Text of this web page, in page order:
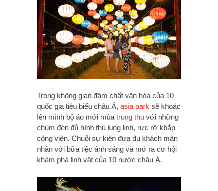
Trong không gian đậm chất văn hóa của 10
quốc gia tiêu biểu châu Á, asia park sẽ khoác
lên mình bộ áo mới mùa trung thu với những
chùm đèn đủ hình thù lung linh, rực rỡ khắp
công viên. Chuỗi sự kiện đưa du khách mãn
nhãn với bữa tiệc ánh sáng và mở ra cơ hội
khám phá linh vật của 10 nước châu Á.